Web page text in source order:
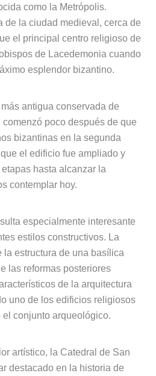
como la Metrópolis.
de la ciudad medieval, cerca de
el principal centro religioso de
de Lacedemonia cuando
esplendor bizantino.
antigua conservada de
poco después de que
bizantinas en la segunda
el edificio fue ampliado y
hasta alcanzar la
contemplar hoy.
especialmente interesante
estilos constructivos. La
la estructura de una basílica
las reformas posteriores
de la arquitectura
uno de los edificios religiosos
conjunto arqueológico.
artístico, la Catedral de San
destacado en la historia de